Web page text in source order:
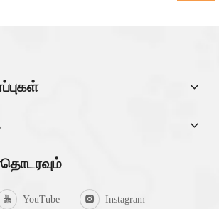
YouTube Instagram